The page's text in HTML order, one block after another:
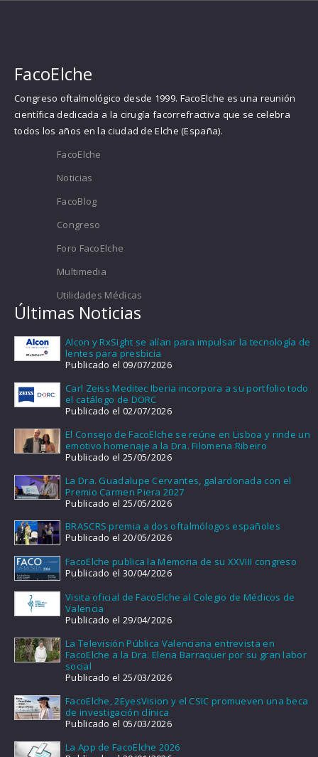
FacoElche
Congreso oftalmológico desde 1999. FacoElche es una reunión
científica dedicada a la cirugía facorrefractiva que se celebra
todos los años en la ciudad de Elche (España).
FacoElche
Noticias
FacoBlog
Congreso
Foro FacoElche
Multimedia
Utilidades Médicas
Últimas Noticias
Alcon y RxSight se alían para impulsar la tecnología de
lentes para presbicia
Publicado el 09/07/2026
Carl Zeiss Meditec Iberia incorpora a su portfolio todo
el catálogo de DORC
Publicado el 02/07/2026
El Consejo de FacoElche se reúne en Lisboa y rinde un
emotivo homenaje a la Dra. Filomena Ribeiro
Publicado el 25/05/2026
La Dra. Guadalupe Cervantes, galardonada con el
Premio Carmen Piera 2027
Publicado el 25/05/2026
BRASCRS premia a dos oftalmólogos españoles
Publicado el 20/05/2026
FacoElche publica la Memoria de su XXVIII congreso
Publicado el 30/04/2026
Visita oficial de FacoElche al Colegio de Médicos de
Valencia
Publicado el 29/04/2026
La Televisión Pública Valenciana entrevista en
FacoElche a la Dra. Elena Barraquer por su gran labor
social
Publicado el 25/03/2026
FacoElche, 2EyesVision y el CSIC promueven una beca
de investigación clínica
Publicado el 05/03/2026
La App de FacoElche 2026